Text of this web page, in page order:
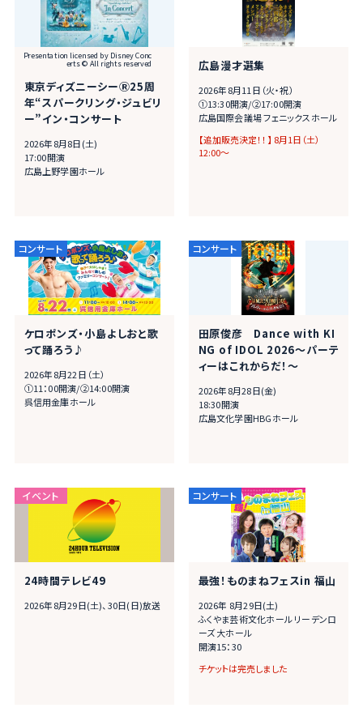
Presentation licensed by Disney Conc
erts © All rights reserved
東京ディズニーシーⓇ25周
年“スパークリング・ジュビリ
ー”イン・コンサート
2026年8月8日(土)
17:00開演
広島上野学園ホール
広島漫才選集
2026年8月11日（火・祝）
➀13:30開演/➁17:00開演
広島国際会議場 フェニックスホール
【追加販売決定！！】 8月1日（土）
12:00～
ケロポンズ・小島よしおと歌
って踊ろう♪
2026年8月22日（土）
➀11：00開演/➁14:00開演
呉信用金庫ホール
田原俊彦 Dance with KI
NG of IDOL 2026～パーテ
ィーはこれからだ！～
2026年8月28日(金)
18:30開演
広島文化学園HBGホール
24時間テレビ49
2026年8月29日(土)、30日(日)放送
最強！ものまねフェスin 福⼭
2026年 8⽉29⽇(⼟)
ふくやま芸術⽂化ホール リーデンロ
ーズ ⼤ホール
開演15：30
チケットは完売しました